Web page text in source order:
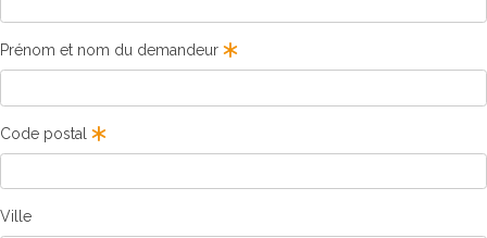
Prénom et nom du demandeur
Code postal
Ville